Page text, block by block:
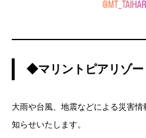
◆マリントピアリゾー
大雨や台風、地震などによる災害
知らせいたします。